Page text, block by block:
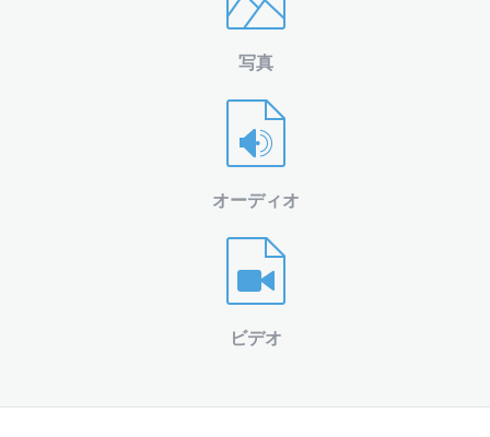
写真
オーディオ
ビデオ